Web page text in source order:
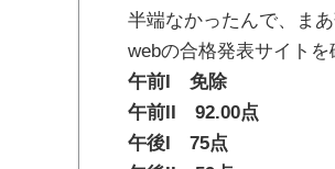
半端なかったんで、ま
webの合格発表サイト
午前I 免除
午前II 92.00点
午後I 75点